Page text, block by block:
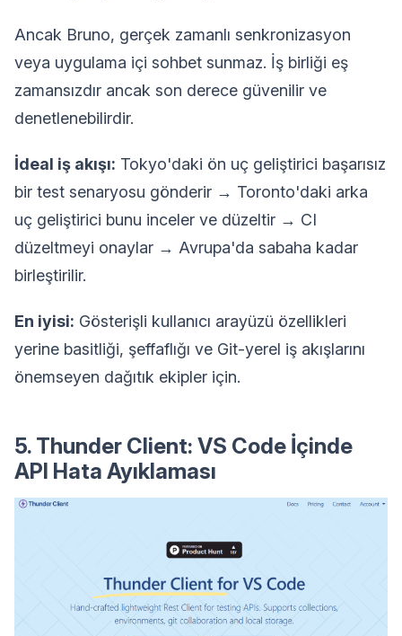
Ancak Bruno, gerçek zamanlı senkronizasyon
veya uygulama içi sohbet sunmaz. İş birliği eş
zamansızdır ancak son derece güvenilir ve
denetlenebilirdir.
İdeal iş akışı: Tokyo'daki ön uç geliştirici başarısız
bir test senaryosu gönderir → Toronto'daki arka
uç geliştirici bunu inceler ve düzeltir → CI
düzeltmeyi onaylar → Avrupa'da sabaha kadar
birleştirilir.
En iyisi: Gösterişli kullanıcı arayüzü özellikleri
yerine basitliği, şeffaflığı ve Git-yerel iş akışlarını
önemseyen dağıtık ekipler için.
5. Thunder Client: VS Code İçinde
API Hata Ayıklaması